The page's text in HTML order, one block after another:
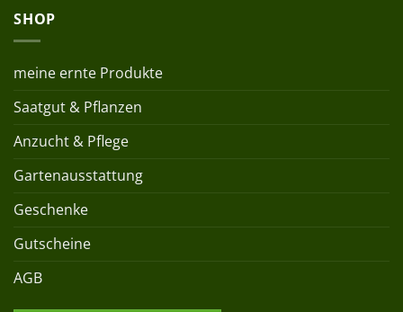
SHOP
meine ernte Produkte
Saatgut & Pflanzen
Anzucht & Pflege
Gartenausstattung
Geschenke
Gutscheine
AGB